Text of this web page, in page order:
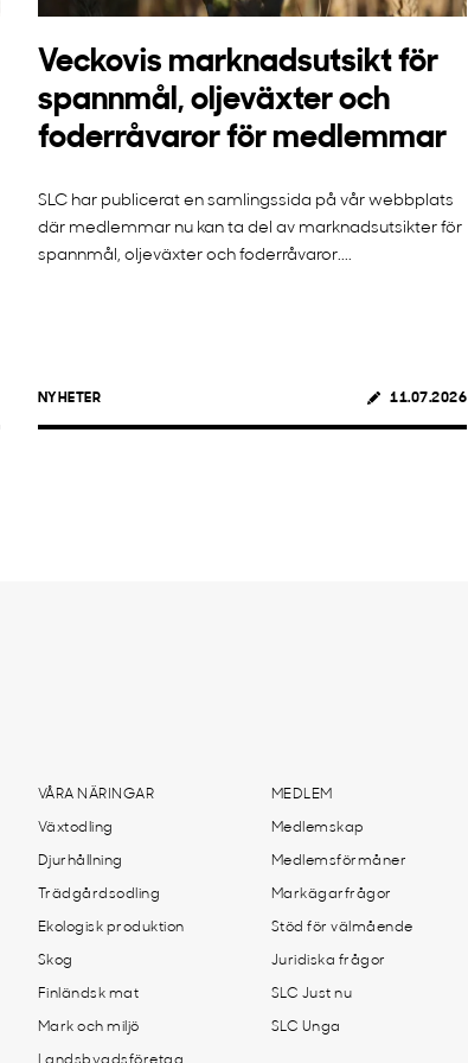
Veckovis marknadsutsikt för
spannmål, oljeväxter och
foderråvaror för medlemmar
SLC har publicerat en samlingssida på vår webbplats
där medlemmar nu kan ta del av marknadsutsikter för
spannmål, oljeväxter och foderråvaror....
NYHETER 11.07.2026
VÅRA NÄRINGAR
Växtodling
Djurhållning
Trädgårdsodling
Ekologisk produktion
Skog
Finländsk mat
Mark och miljö
MEDLEM
Medlemskap
Medlemsförmåner
Markägarfrågor
Stöd för välmående
Juridiska frågor
SLC Just nu
SLC Unga